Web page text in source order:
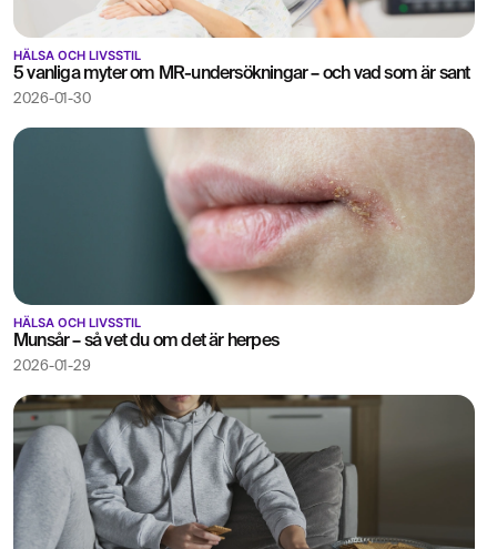
HÄLSA OCH LIVSSTIL
5 vanliga myter om MR-undersökningar – och vad som är sant
2026-01-30
HÄLSA OCH LIVSSTIL
Munsår – så vet du om det är herpes
2026-01-29